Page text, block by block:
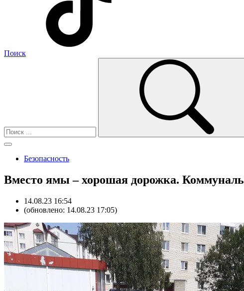
Поиск
Безопасность
Вместо ямы – хорошая дорожка.
14.08.23 16:54
(обновлено: 14.08.23 17:05)